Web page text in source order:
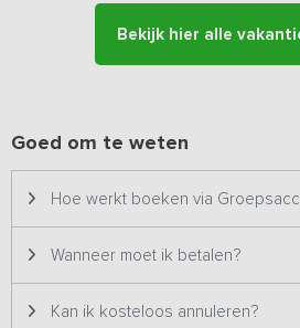
Bekijk hier alle
Goed om te weten
Hoe werkt boeken via
Wanneer moet ik betalen?
Kan ik kosteloos annuleren?